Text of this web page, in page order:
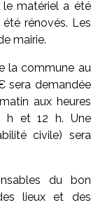
matériel a été
rénovés. Les
mairie.
la commune au
sera demandée
aux heures
h et 12 h. Une
civile) sera
du bon
lieux et des